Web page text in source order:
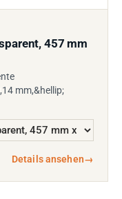
457 mm
mm,&hellip;
Details ansehen→